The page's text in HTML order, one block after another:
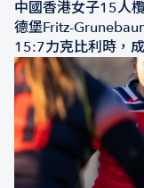
中國香港女子15人
德堡Fritz-
15:7力克比利時，